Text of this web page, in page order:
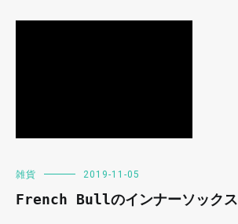
雑貨 2019-11-05
French Bullのインナーソックス